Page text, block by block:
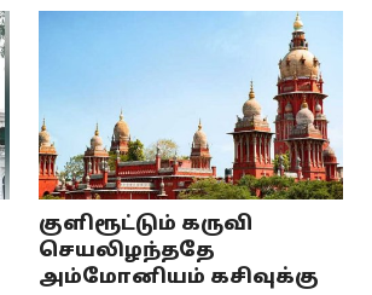
குளிரூட்டும் கருவி
செயலிழந்ததே
அம்மோனியம் கசிவுக்கு